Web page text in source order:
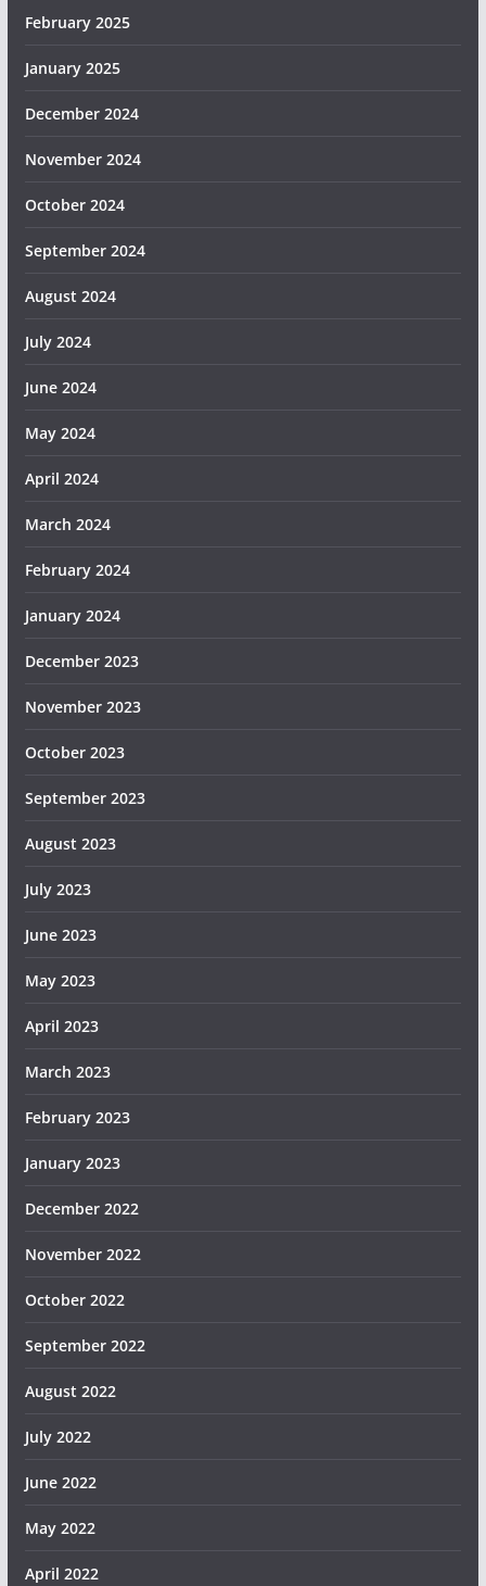
February 2025
January 2025
December 2024
November 2024
October 2024
September 2024
August 2024
July 2024
June 2024
May 2024
April 2024
March 2024
February 2024
January 2024
December 2023
November 2023
October 2023
September 2023
August 2023
July 2023
June 2023
May 2023
April 2023
March 2023
February 2023
January 2023
December 2022
November 2022
October 2022
September 2022
August 2022
July 2022
June 2022
May 2022
April 2022